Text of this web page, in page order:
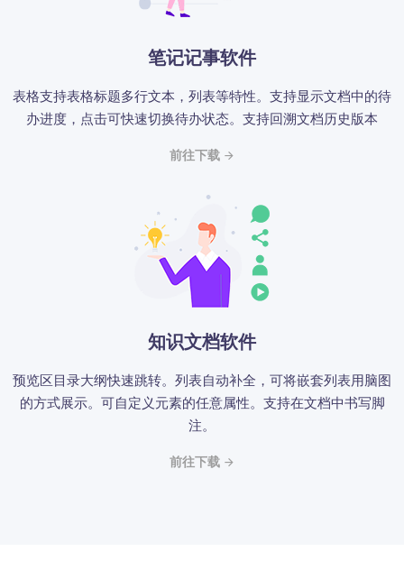
笔记记事软件
表格支持表格标题多行文本，列表等特性。支持显示文档中的待
办进度，点击可快速切换待办状态。支持回溯文档历史版本
前往下载
知识文档软件
预览区目录大纲快速跳转。列表自动补全，可将嵌套列表用脑图
的方式展示。可自定义元素的任意属性。支持在文档中书写脚
注。
前往下载